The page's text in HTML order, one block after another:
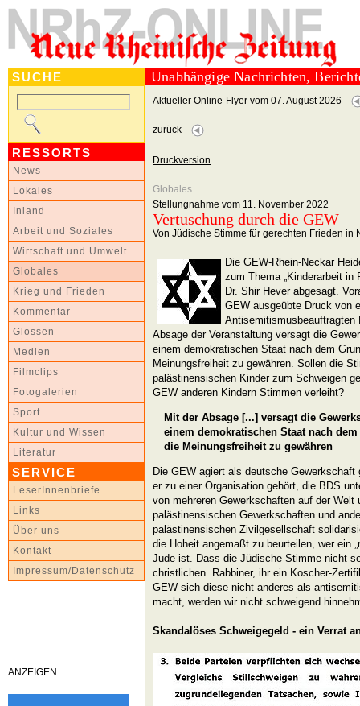
SUCHE
RESSORTS
News
Lokales
Inland
Arbeit und Soziales
Wirtschaft und Umwelt
Globales
Krieg und Frieden
Kommentar
Glossen
Medien
Filmclips
Fotogalerien
Sport
Kultur und Wissen
Literatur
SERVICE
LeserInnenbriefe
Links
Über uns
Kontakt
Impressum/Datenschutz
ANZEIGEN
Unabhängige Nachrichten,
Aktueller Online-Flyer vom 07. August 2026
zurück
Druckversion
Globales
Stellungnahme vom 11. November 2022
Vertuschung durch die GEW
Von Jüdische Stimme für gerechten Frieden in
Die GEW-Rhein-Neckar
zum Thema „Kinderarbeit in
Dr. Shir Hever abgesagt.
GEW ausgeübte Druck von
Antisemitismusbeauftragten
Absage der Veranstaltung versagt die
einem demokratischen Staat nach dem
Meinungsfreiheit zu gewähren. Sollen die
palästinensischen Kinder zum Schweigen
GEW anderen Kindern Stimmen verleiht?
Mit der Absage [...] versagt die
einem demokratischen Staat nach
die Meinungsfreiheit zu gewähren
Die GEW agiert als deutsche
er zu einer Organisation gehört, die BDS
von mehreren Gewerkschaften auf der
palästinensischen Gewerkschaften und
palästinensischen Zivilgesellschaft
die Hoheit angemaßt zu beurteilen, wer ein
Jude ist. Dass die Jüdische Stimme nicht
christlichen Rabbiner, ihr ein Koscher-
GEW sich diese nicht anderes als
macht, werden wir nicht schweigend
Skandalöses Schweigegeld - ein Verrat